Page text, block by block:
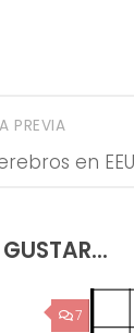
PREVIA
en
7